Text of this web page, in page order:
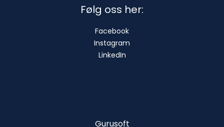
Følg oss her:
Facebook
Instagram
LinkedIn
Gurusoft